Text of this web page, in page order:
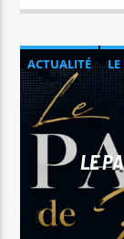
ACTUALITÉ
LE